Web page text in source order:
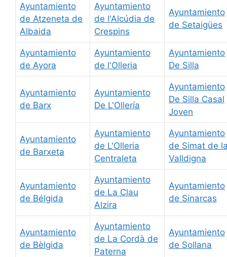
Ayuntamiento
de Atzeneta de
Albaida
Ayuntamiento
de l'Alcúdia de
Crespins
Ayuntamiento
de Setaigües
Ayuntamiento
de Ayora
Ayuntamiento
de l'Olleria
Ayuntamiento
De Silla
Ayuntamiento
de Barx
Ayuntamiento
De L'Ollería
Ayuntamiento
De Silla Casal
Joven
Ayuntamiento
de Barxeta
Ayuntamiento
de L'Olleria
Centraleta
Ayuntamiento
de Simat de
Valldigna
Ayuntamiento
de Bélgida
Ayuntamiento
de La Clau
Alzira
Ayuntamiento
de Sinarcas
Ayuntamiento
de Bèlgida
Ayuntamiento
de La Cordà de
Paterna
Ayuntamiento
de Sollana